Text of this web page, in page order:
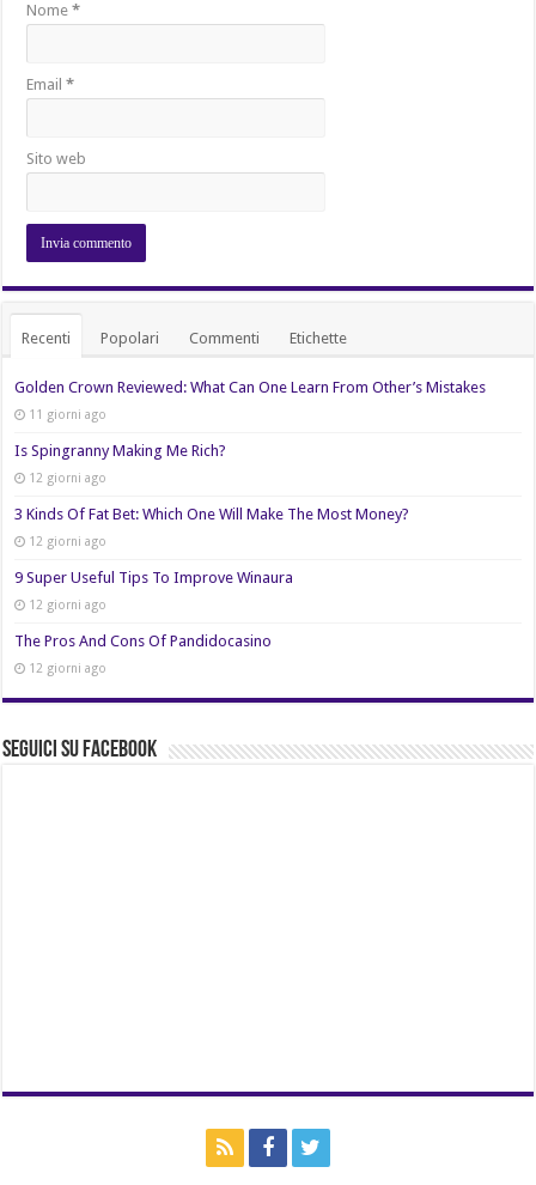
Nome*
Email*
Sito web
Recenti Popolari Commenti Etichette
Golden Crown Reviewed: What Can One Learn From Other’s Mistakes
11 giorni ago
Is Spingranny Making Me Rich?
12 giorni ago
3 Kinds Of Fat Bet: Which One Will Make The Most Money?
12 giorni ago
9 Super Useful Tips To Improve Winaura
12 giorni ago
The Pros And Cons Of Pandidocasino
12 giorni ago
Seguici su Facebook